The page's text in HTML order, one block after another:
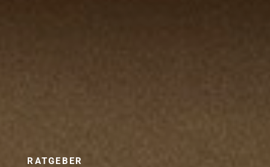
RATGEBER